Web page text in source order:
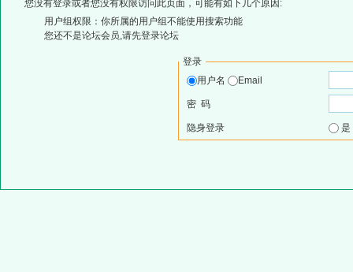
您没有登录或者您没有权限访问此页面，可能有如下几个原因:
用户组权限：你所属的用户组不能使用搜索功能
您还不是论坛会员,请先登录论坛
登录
用户名
Email
密 码
隐身登录